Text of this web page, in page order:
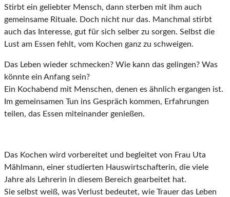
Stirbt ein geliebter Mensch, dann sterben mit ihm auch
gemeinsame Rituale. Doch nicht nur das. Manchmal stirbt
auch das Interesse, gut für sich selber zu sorgen. Selbst die
Lust am Essen fehlt, vom Kochen ganz zu schweigen.
Das Leben wieder schmecken? Wie kann das gelingen? Was
könnte ein Anfang sein?
Ein Kochabend mit Menschen, denen es ähnlich ergangen ist.
Im gemeinsamen Tun ins Gespräch kommen, Erfahrungen
teilen, das Essen miteinander genießen.
Das Kochen wird vorbereitet und begleitet von Frau Uta
Mählmann, einer studierten Hauswirtschafterin, die viele
Jahre als Lehrerin in diesem Bereich gearbeitet hat.
Sie selbst weiß, was Verlust bedeutet, wie Trauer das Leben